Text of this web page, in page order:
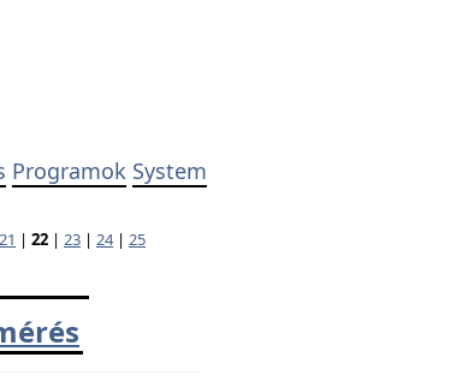
Programok System
21 | 22 | 23 | 24| 25